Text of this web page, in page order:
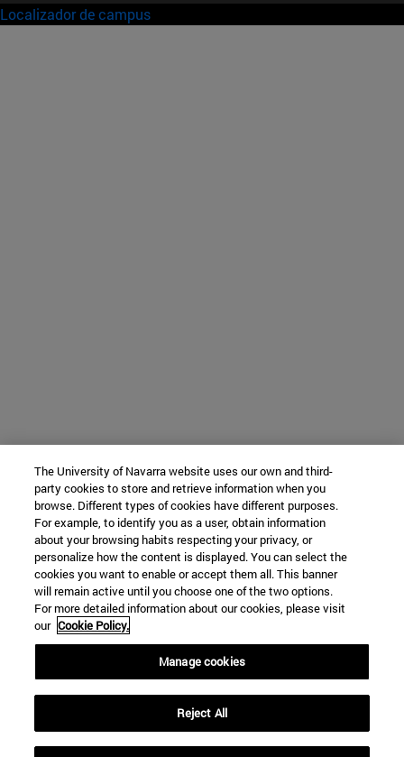
Localizador de campus
The University of Navarra website uses our own and third-
party cookies to store and retrieve information when you
browse. Different types of cookies have different purposes.
For example, to identify you as a user, obtain information
about your browsing habits respecting your privacy, or
personalize how the content is displayed. You can select the
cookies you want to enable or accept them all. This banner
will remain active until you choose one of the two options.
For more detailed information about our cookies, please visit
our Cookie Policy.
Manage cookies
Reject All